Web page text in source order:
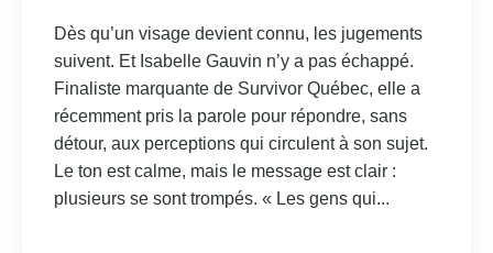
Dès qu’un visage devient connu, les jugements
suivent. Et Isabelle Gauvin n’y a pas échappé.
Finaliste marquante de Survivor Québec, elle a
récemment pris la parole pour répondre, sans
détour, aux perceptions qui circulent à son sujet.
Le ton est calme, mais le message est clair :
plusieurs se sont trompés. « Les gens qui...